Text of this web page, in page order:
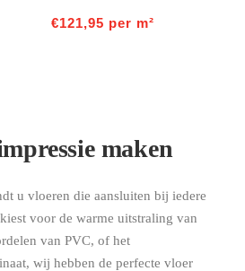
€121,95 per m²
maken
u vloeren die aansluiten bij iedere
voor de warme uitstraling van
van PVC, of het
wij hebben de perfecte vloer